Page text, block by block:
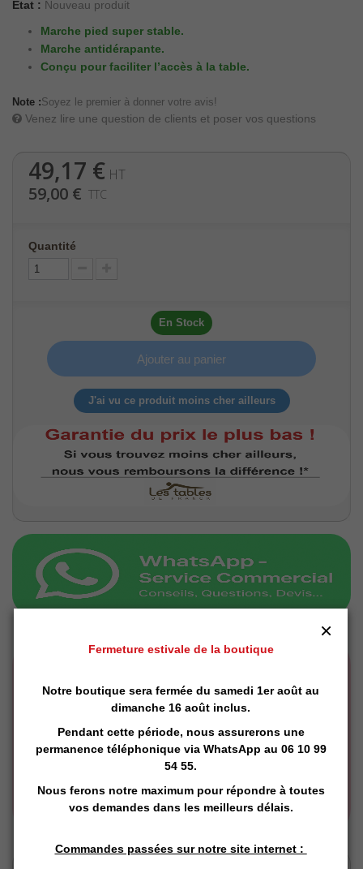
État : Nouveau produit
Marche pied super stable.
Marche antidérapante.
Conçu pour faciliter l’accès à la table.
Note :Soyez le premier à donner votre avis!
Venez lire une question de clients et poser vos questions
49,17 € HT
59,00 € TTC
Quantité
En Stock
Ajouter au panier
J'ai vu ce produit moins cher ailleurs
Fermeture estivale de la boutique
Notre boutique sera fermée du samedi 1er août au
dimanche 16 août inclus.
Pendant cette période, nous assurerons une
permanence téléphonique via WhatsApp au 06 10 99
54 55.
Nous ferons notre maximum pour répondre à toutes
vos demandes dans les meilleurs délais.
Commandes passées sur notre site internet :
×